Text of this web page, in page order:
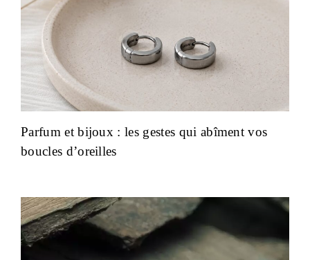
Parfum et bijoux : les gestes qui abîment vos
boucles d’oreilles